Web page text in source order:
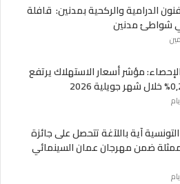
الدرامية والركحية بمدنين: قافلة
شواطئ مدنين
مؤشر أسعار الاستهلاك يرتفع
التونسية آية باللآغة تتحصل على جائزة
ضمن مهرجان عمان السينمائي